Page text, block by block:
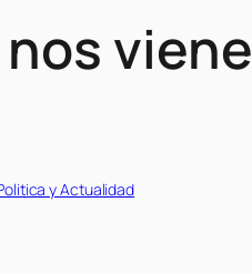
viene
y Actualidad